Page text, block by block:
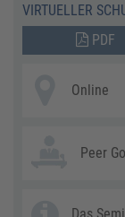
VIRTUELLER
PDF
Online
Peer
Das